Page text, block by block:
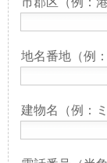
地名番地（例
建物名（例：